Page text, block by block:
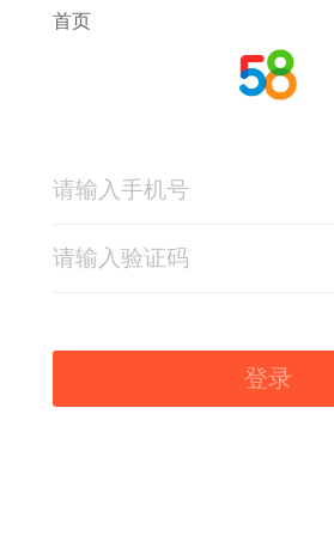
首页
登录